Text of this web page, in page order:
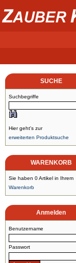
SUCHE
Suchbegriffe
Hier geht's zur
erweiterten Produktsuche
WARENKORB
Sie haben 0 Artikel in Ihrem
Warenkorb
Anmelden
Benutzername
Passwort